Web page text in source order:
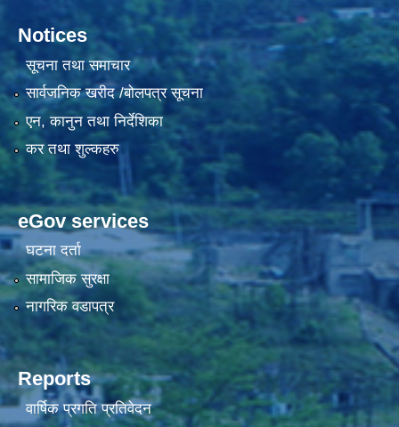
Notices
सूचना तथा समाचार
सार्वजनिक खरीद /बोलपत्र सूचना
एन, कानुन तथा निर्देशिका
कर तथा शुल्कहरु
eGov services
घटना दर्ता
सामाजिक सुरक्षा
नागरिक वडापत्र
Reports
वार्षिक प्रगति प्रतिवेदन